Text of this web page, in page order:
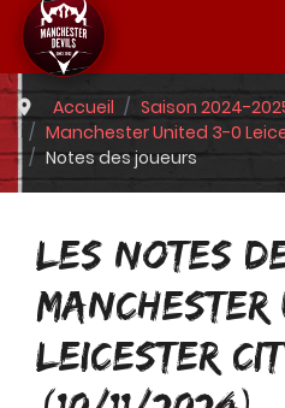
Accueil
Saison 2024-
Manchester United 3-0
Notes des joueurs
LES NOTES
LEICESTER